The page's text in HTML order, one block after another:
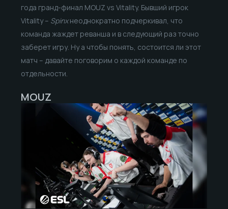
года гранд-финал MOUZ vs Vitality. Бывший игрок
Vitality – Spinxнеоднократно подчеркивал, что
команда жаждет реванша и в следующий раз точно
заберет игру. Ну а чтобы понять, состоится ли этот
матч – давайте поговорим о каждой команде по
отдельности.
MOUZ